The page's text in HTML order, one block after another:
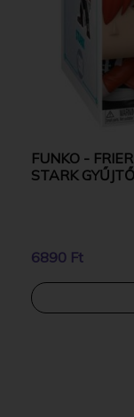
FUNKO -
STARK
6890 Ft